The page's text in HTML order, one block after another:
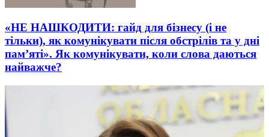
«НЕ НАШКОДИТИ: гайд для бізнесу (і не
тільки), як комунікувати після обстрілів та у дні
пам’яті». Як комунікувати, коли слова даються
найважче?